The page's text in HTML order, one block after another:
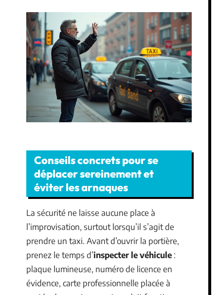
Conseils concrets pour se
déplacer sereinement et
éviter les arnaques
La sécurité ne laisse aucune place à
l’improvisation, surtout lorsqu’il s’agit de
prendre un taxi. Avant d’ouvrir la portière,
prenez le temps d’inspecter le véhicule :
plaque lumineuse, numéro de licence en
évidence, carte professionnelle placée à